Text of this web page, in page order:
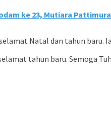
ke 23, Mutiara
Natal dan tahun baru.
tahun baru. Semoga